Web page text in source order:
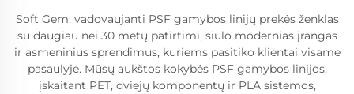
Soft Gem, vadovaujanti PSF gamybos linijų prekės ženklas
su daugiau nei 30 metų patirtimi, siūlo modernias įrangas
ir asmeninius sprendimus, kuriems pasitiko klientai visame
pasaulyje. Mūsų aukštos kokybės PSF gamybos linijos,
įskaitant PET, dviejų komponentų ir PLA sistemos,